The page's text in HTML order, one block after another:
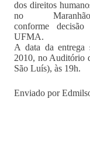
dos direitos
no
conforme
UFMA.
A data da
2010, no Auditório
São Luís), às 19h.
Enviado por